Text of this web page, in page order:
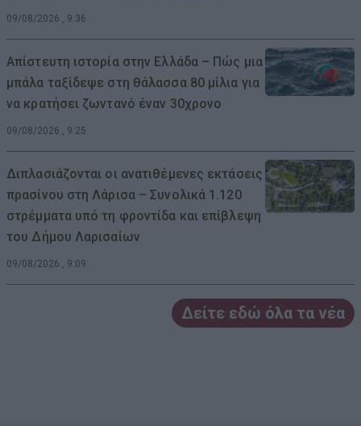
09/08/2026 , 9:36
Απίστευτη ιστορία στην Ελλάδα – Πώς μια
μπάλα ταξίδεψε στη θάλασσα 80 μίλια για
να κρατήσει ζωντανό έναν 30χρονο
09/08/2026 , 9:25
Διπλασιάζονται οι ανατιθέμενες εκτάσεις
πρασίνου στη Λάρισα – Συνολικά 1.120
στρέμματα υπό τη φροντίδα και επίβλεψη
του Δήμου Λαρισαίων
09/08/2026 , 9:09
Δείτε εδώ όλα τα νέα